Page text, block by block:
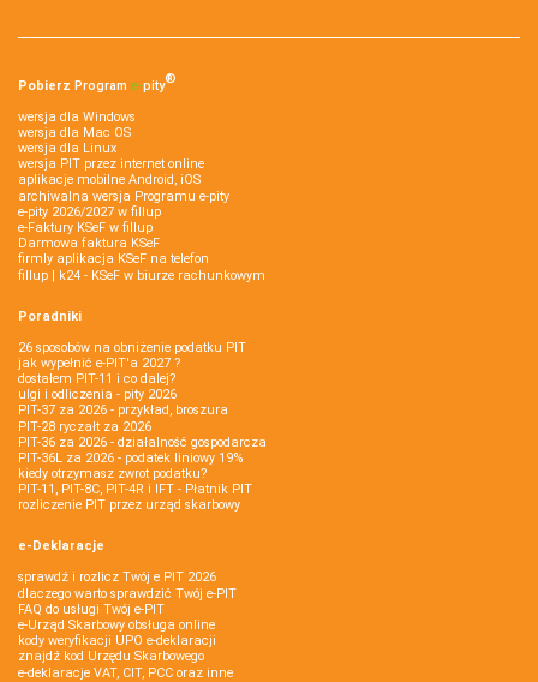
Pobierz Program e‑pity®
wersja dla Windows
wersja dla Mac OS
wersja dla Linux
wersja PIT przez internet online
aplikacje mobilne Android, iOS
archiwalna wersja Programu e-pity
e-pity 2026/2027 w fillup
e‑Faktury KSeF w fillup
Darmowa faktura KSeF
firmly aplikacja KSeF na telefon
fillup | k24 - KSeF w biurze rachunkowym
Poradniki
26 sposobów na obniżenie podatku PIT
jak wypełnić e-PIT'a 2027 ?
dostałem PIT-11 i co dalej?
ulgi i odliczenia - pity 2026
PIT-37 za 2026 - przykład, broszura
PIT-28 ryczałt za 2026
PIT-36 za 2026 - działalność gospodarcza
PIT-36L za 2026 - podatek liniowy 19%
kiedy otrzymasz zwrot podatku?
PIT-11, PIT-8C, PIT-4R i IFT - Płatnik PIT
rozliczenie PIT przez urząd skarbowy
e-Deklaracje
sprawdź i rozlicz Twój e PIT 2026
dlaczego warto sprawdzić Twój e-PIT
FAQ do usługi Twój e-PIT
e-Urząd Skarbowy obsługa online
kody weryfikacji UPO e-deklaracji
znajdź kod Urzędu Skarbowego
e-deklaracje VAT, CIT, PCC oraz inne